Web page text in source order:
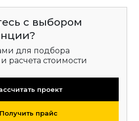
с выбором
для подбора
расчета стоимости
проект
Получить прайс